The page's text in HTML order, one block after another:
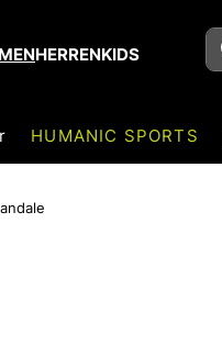
HERRENKIDS
HUMANIC SPORTS